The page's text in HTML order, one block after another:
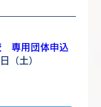
専用団体申込
（土）